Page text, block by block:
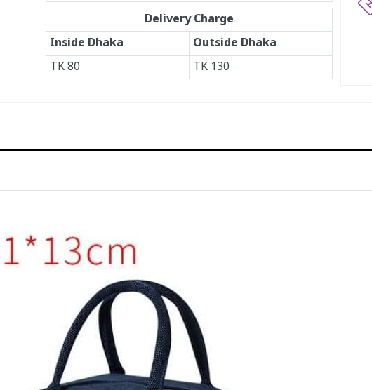
Delivery Charge
Inside Dhaka
Outside Dhaka
TK80 TK 130